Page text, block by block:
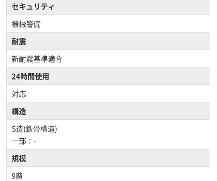
セキュリティ
機械警備
耐震
新耐震基準適合
24時間使用
対応
構造
S造(鉄骨構造)
一部：-
規模
9階